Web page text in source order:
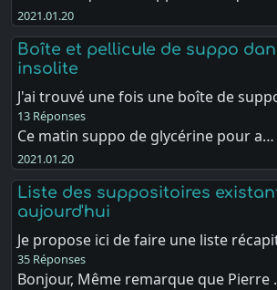
2021.01.20
Boîte et pellicule de suppo
insolite
J'ai trouvé une fois une boîte de
13 Réponses
Ce matin suppo de glycérine pour a…
2021.01.20
Liste des suppositoires
aujourd'hui
Je propose ici de faire une liste
35 Réponses
Bonjour, Même remarque que Pierre